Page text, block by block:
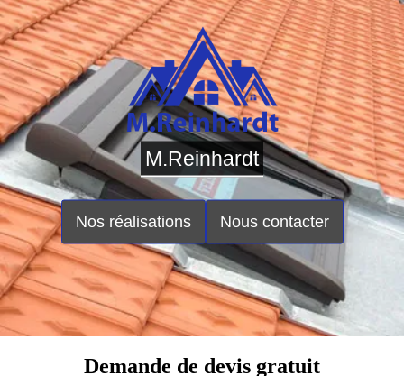
M.Reinhardt
Nos réalisations Nous contacter
Demande de devis gratuit